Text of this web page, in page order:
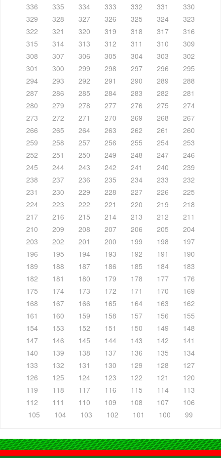
336
335 334 333 332 331
330
329
328 327 326 325 324
323
322
321 320 319 318 317
316
315
314 313 312 311 310
309
308
307 306 305 304 303
302
301
300 299 298 297 296
295
294
293 292 291 290 289
288
287
286 285 284 283 282
281
280
279 278 277 276 275
274
273
272 271 270 269 268
267
266
265 264 263 262 261
260
259
258 257 256 255 254
253
252
251 250 249 248 247
246
245
244 243 242 241 240
239
238
237 236 235 234 233
232
231
230 229 228 227 226
225
224
223 222 221 220 219
218
217
216 215 214 213 212
211
210
209 208 207 206 205
204
203
202 201 200 199 198
197
196
195 194 193 192 191
190
189
188 187 186 185 184
183
182
181 180 179 178 177
176
175
174 173 172 171 170
169
168
167 166 165 164 163
162
161
160 159 158 157 156
155
154
153 152 151 150 149
148
147
146 145 144 143 142
141
140
139 138 137 136 135
134
133
132 131 130 129 128
127
126
125 124 123 122 121
120
119
118 117 116 115 114
113
112
111 110 109 108 107
106
105
104 103 102 101 100 99